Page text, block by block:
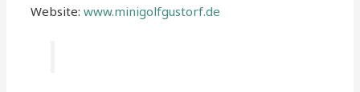
Website:www.minigolfgustorf.de